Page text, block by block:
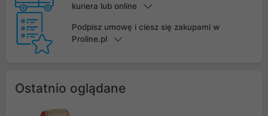
kuriera lub online
Podpisz umowę i ciesz się zakupami w
Proline.pl
Ostatnio oglądane